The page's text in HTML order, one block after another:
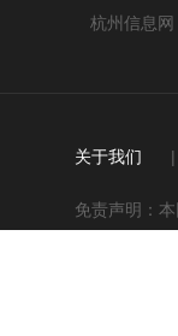
杭州信息网
关于我们 |
免责声明：